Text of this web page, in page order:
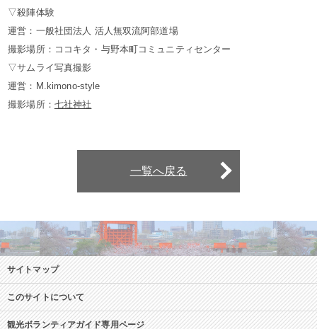
▽殺陣体験
運営：一般社団法人 活人無双流阿部道場
撮影場所：ココキタ・与野本町コミュニティセンター
▽サムライ写真撮影
運営：M.kimono-style
撮影場所： 七社神社
一覧へ戻る
サイトマップ
このサイトについて
観光ボランティアガイド専用ページ